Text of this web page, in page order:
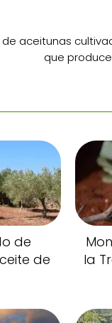
de aceitunas
que
de
de
la